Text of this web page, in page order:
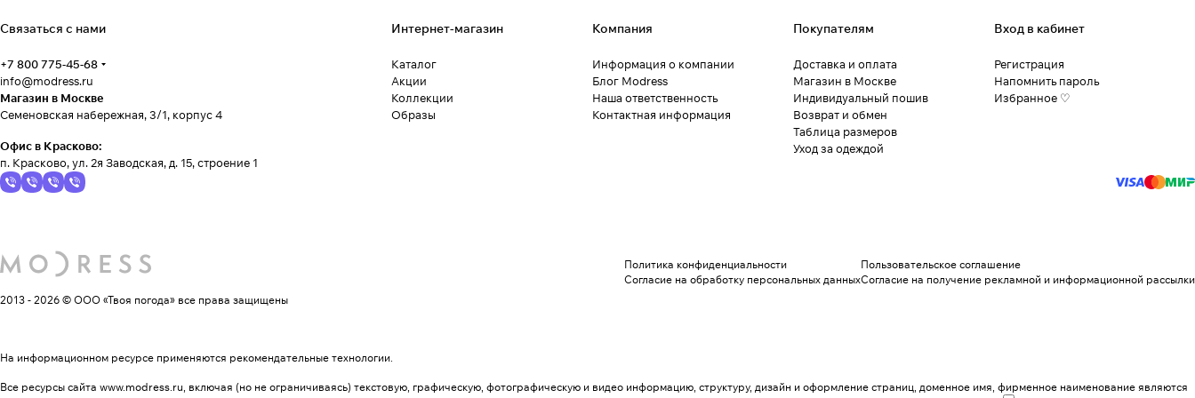
Связаться с нами
+7 800 775-45-68
info@modress.ru
Магазин в Москве
Семеновская набережная, 3/1, корпус 4
Офис в Красково:
п. Красково, ул. 2я Заводская, д. 15, строение 1
Интернет-магазин
Каталог
Акции
Коллекции
Образы
Компания
Информация о компании
Блог Modress
Наша ответственность
Контактная информация
Покупателям
Доставка и оплата
Магазин в Москве
Индивидуальный пошив
Возврат и обмен
Таблица размеров
Уход за одеждой
Вход в кабинет
Регистрация
Напомнить пароль
Избранное ♡
2013 - 2026 © ООО «Твоя погода» все права защищены
Политика конфиденциальности
Согласие на обработку персональных данных
Пользовательское соглашение
Согласие на получение рекламной и информационной рассылки
На информационном ресурсе применяются рекомендательные технологии.
Все ресурсы сайта www.modress.ru, включая (но не ограничиваясь) текстовую, графическую, фотографическую и видео информацию, структуру, дизайн и оформление страниц, доменное имя, фирменное наименование являются